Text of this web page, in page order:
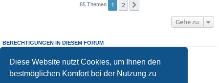
Diese Website nutzt Cookies, um Ihnen den
bestmöglichen Komfort bei der Nutzung zu
85 Themen 1 2
Gehe zu
BERECHTIGUNGEN IN DIESEM FORUM
Sie dürfen
keine
Antworten zu Themen in diesem Forum erstellen.
Sie dürfen Ihre Beiträge in diesem Forumnicht ändern.
Sie dürfen Ihre Beiträge in diesem Forumnichtlöschen.
keine